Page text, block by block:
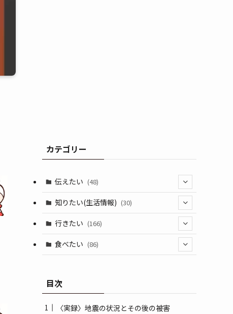
カテゴリー
伝えたい (48)
(44)
(1)
知りたい(生活情報) (30)
(10)
(11)
行きたい (166)
(18)
食べたい (86)
(3)
目次
〈実録〉地震の状況とその後の被害